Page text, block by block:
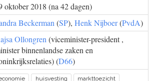
oktober 2018 (na 42 dagen)
Beckerman (SP), Henk Nijboer(PvdA)
Ollongren (viceminister-president ,
binnenlandse zaken en
(D66)
huisvesting
markttoezicht